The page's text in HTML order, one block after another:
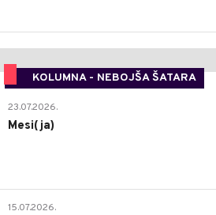
KOLUMNA - NEBOJŠA ŠATARA
23.07.2026.
Mesi(ja)
15.07.2026.